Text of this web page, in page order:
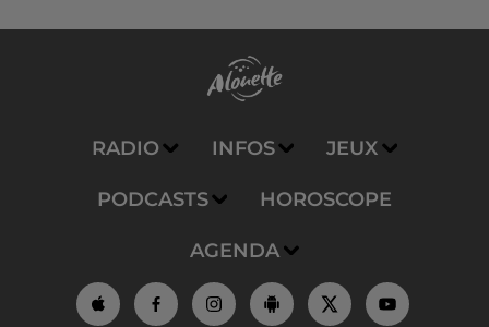
RADIO INFOS JEUX
PODCASTS HOROSCOPE
AGENDA